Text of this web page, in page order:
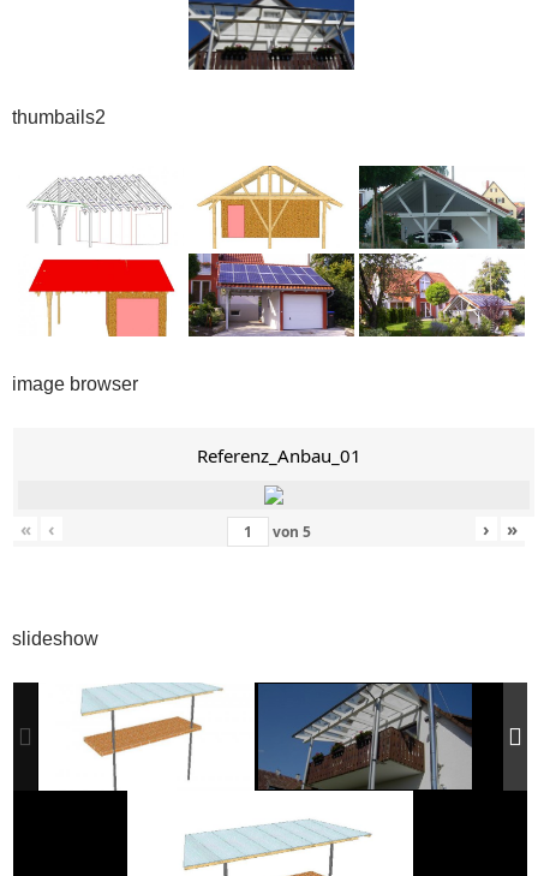
thumbails2
image browser
Referenz_Anbau_01
« ‹ von 5 › »
slideshow